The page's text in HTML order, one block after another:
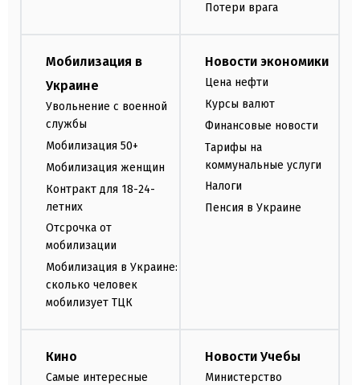
Потери врага
Мобилизация в
Украине
Увольнение с военной
службы
Мобилизация 50+
Мобилизация женщин
Контракт для 18-24-
летних
Отсрочка от
мобилизации
Мобилизация в Украине:
сколько человек
мобилизует ТЦК
Новости экономики
Цена нефти
Курсы валют
Финансовые новости
Тарифы на
коммунальные услуги
Налоги
Пенсия в Украине
Кино
Самые интересные
Новости Учебы
Министерство